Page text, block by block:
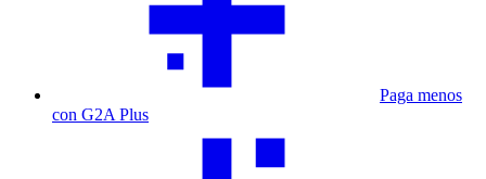
Paga menos
con G2A Plus